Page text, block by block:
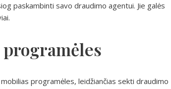
paskambinti savo draudimo agentui. Jie galės
programėles, leidžiančias sekti draudimo